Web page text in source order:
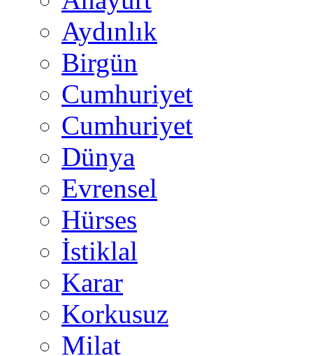
Aydınlık
Birgün
Cumhuriyet
Cumhuriyet
Dünya
Evrensel
Hürses
İstiklal
Karar
Korkusuz
Milat